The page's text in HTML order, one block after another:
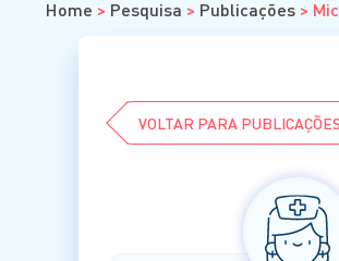
Home > Pesquisa > Publicações >
VOLTAR PARA PUBLICAÇÕES